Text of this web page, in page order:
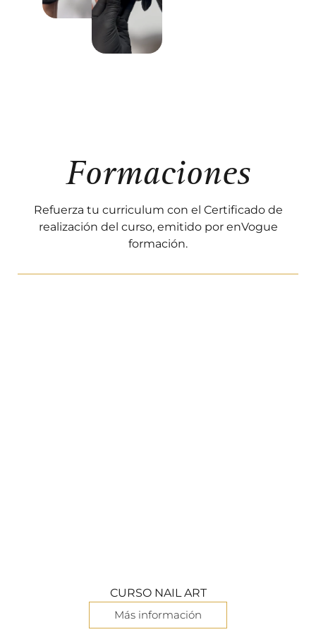
Formaciones
Refuerza tu curriculum con el Certificado de
realización del curso, emitido por enVogue
formación.
CURSO NAIL ART
Más información